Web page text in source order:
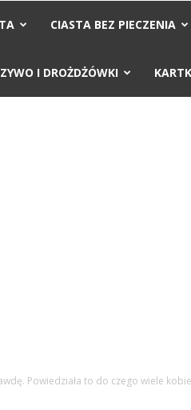
CIASTA BEZ PIECZENIA
I DROŻDŻÓWKI
Powiedziała to do czego wiele